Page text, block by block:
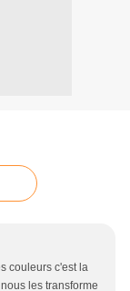
couleurs c'est la
les transforme